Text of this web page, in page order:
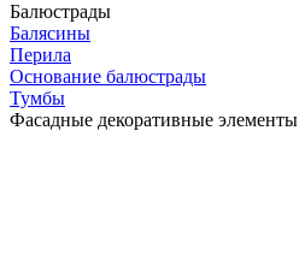
Балюстрады
Балясины
Перила
Основание балюстрады
Тумбы
Фасадные декоративные элементы